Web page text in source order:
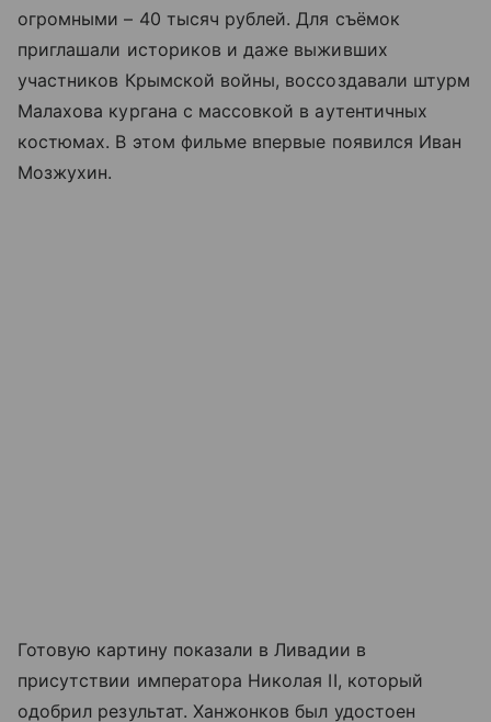
огромными – 40 тысяч рублей. Для съёмок
приглашали историков и даже выживших
участников Крымской войны, воссоздавали штурм
Малахова кургана с массовкой в аутентичных
костюмах. В этом фильме впервые появился Иван
Мозжухин.
Готовую картину показали в Ливадии в
присутствии императора Николая II, который
одобрил результат. Ханжонков был удостоен